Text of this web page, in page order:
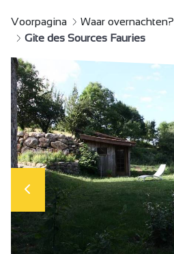
Voorpagina Waar overnachten?
Gite des Sources Fauries